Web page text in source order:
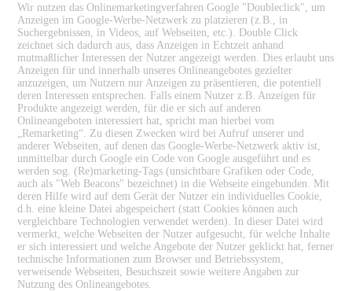
Wir nutzen das Onlinemarketingverfahren Google "Doubleclick", um
Anzeigen im Google-Werbe-Netzwerk zu platzieren (z.B., in
Suchergebnissen, in Videos, auf Webseiten, etc.). Double Click
zeichnet sich dadurch aus, dass Anzeigen in Echtzeit anhand
mutmaßlicher Interessen der Nutzer angezeigt werden. Dies erlaubt uns
Anzeigen für und innerhalb unseres Onlineangebotes gezielter
anzuzeigen, um Nutzern nur Anzeigen zu präsentieren, die potentiell
deren Interessen entsprechen. Falls einem Nutzer z.B. Anzeigen für
Produkte angezeigt werden, für die er sich auf anderen
Onlineangeboten interessiert hat, spricht man hierbei vom
„Remarketing“. Zu diesen Zwecken wird bei Aufruf unserer und
anderer Webseiten, auf denen das Google-Werbe-Netzwerk aktiv ist,
unmittelbar durch Google ein Code von Google ausgeführt und es
werden sog. (Re)marketing-Tags (unsichtbare Grafiken oder Code,
auch als "Web Beacons" bezeichnet) in die Webseite eingebunden. Mit
deren Hilfe wird auf dem Gerät der Nutzer ein individuelles Cookie,
d.h. eine kleine Datei abgespeichert (statt Cookies können auch
vergleichbare Technologien verwendet werden). In dieser Datei wird
vermerkt, welche Webseiten der Nutzer aufgesucht, für welche Inhalte
er sich interessiert und welche Angebote der Nutzer geklickt hat, ferner
technische Informationen zum Browser und Betriebssystem,
verweisende Webseiten, Besuchszeit sowie weitere Angaben zur
Nutzung des Onlineangebotes.